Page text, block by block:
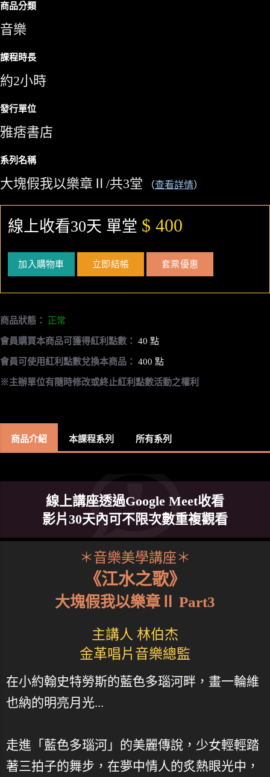
商品分類
音樂
課程時長
約2小時
發行單位
雅痞書店
系列名稱
大塊假我以樂章Ⅱ/共3堂 （查看詳情）
線上收看30天 單堂 $ 400
加入購物車 立即結帳 套票優惠
商品狀態： 正常
會員購買本商品可獲得紅利點數： 40 點
會員可使用紅利點數兌換本商品： 400 點
※主辦單位有隨時修改或終止紅利點數活動之權利
商品介紹 本課程系列 所有系列
線上講座透過Google Meet收看
影片30天內可不限次數重複觀看
＊音樂美學講座＊
《江水之歌》
大塊假我以樂章Ⅱ Part3
主講人 林伯杰
金革唱片音樂總監
在小約翰史特勞斯的藍色多瑙河畔，畫一輪維
也納的明亮月光...
走進「藍色多瑙河」的美麗傳說，少女輕輕踏
著三拍子的舞步，在夢中情人的炙熱眼光中，